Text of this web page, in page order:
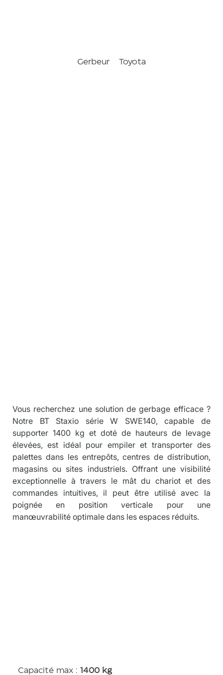
Gerbeur Toyota
Vous recherchez une solution de gerbage efficace ?
Notre BT Staxio série W SWE140, capable de
supporter 1400 kg et doté de hauteurs de levage
élevées, est idéal pour empiler et transporter des
palettes dans les entrepôts, centres de distribution,
magasins ou sites industriels. Offrant une visibilité
exceptionnelle à travers le mât du chariot et des
commandes intuitives, il peut être utilisé avec la
poignée en position verticale pour une
manœuvrabilité optimale dans les espaces réduits.
Capacité max :1400 kg